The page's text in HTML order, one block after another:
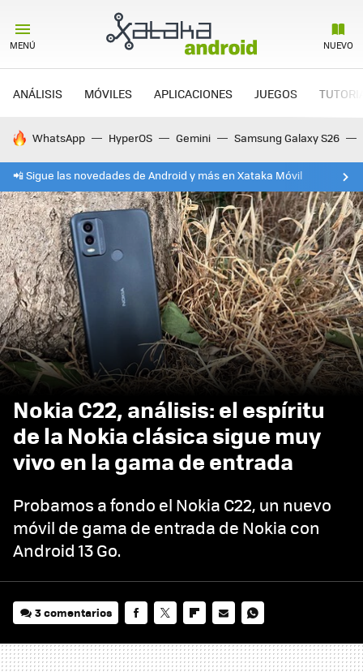
MENÚ NUEVO
ANÁLISIS MÓVILES APLICACIONES JUEGOS
HOY SE HABLA DE
WhatsApp HyperOS Gemini Samsung Galaxy S26
📲 Sigue las novedades de Android y más en Xataka Móvil
Nokia C22, análisis: el espíritu
de la Nokia clásica sigue muy
vivo en la gama de entrada
Probamos a fondo el Nokia C22, un nuevo
móvil de gama de entrada de Nokia con
Android 13 Go.
3 comentarios
MAIL